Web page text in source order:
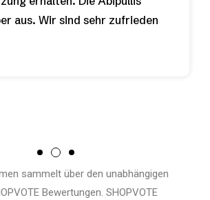
aus. Wir sind sehr zufrieden
sammelt über den unabhängigen
Bewertungen. SHOPVOTE